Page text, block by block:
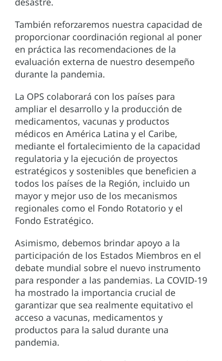
También reforzaremos nuestra capacidad de
proporcionar coordinación regional al poner
en práctica las recomendaciones de la
evaluación externa de nuestro desempeño
durante la pandemia.
La OPS colaborará con los países para
ampliar el desarrollo y la producción de
medicamentos, vacunas y productos
médicos en América Latina y el Caribe,
mediante el fortalecimiento de la capacidad
regulatoria y la ejecución de proyectos
estratégicos y sostenibles que beneficien a
todos los países de la Región, incluido un
mayor y mejor uso de los mecanismos
regionales como el Fondo Rotatorio y el
Fondo Estratégico.
Asimismo, debemos brindar apoyo a la
participación de los Estados Miembros en el
debate mundial sobre el nuevo instrumento
para responder a las pandemias. La COVID-19
ha mostrado la importancia crucial de
garantizar que sea realmente equitativo el
acceso a vacunas, medicamentos y
productos para la salud durante una
pandemia.